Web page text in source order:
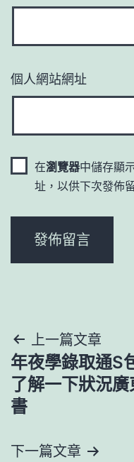
個人網站網址
在瀏覽器中儲存顯
址，以供下次發佈
文
章
導
覽
上一篇文章
年夜學錄取通S
了解一下狀況
書
下一篇文章